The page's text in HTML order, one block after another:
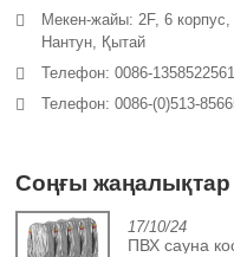
Мекен-жайы: 2F, 6
Нантун, Қытай
Телефон: 0086-
Телефон: 0086-(0)513-
Соңғы жаңалықтар
17/10/24
ПВХ сауна